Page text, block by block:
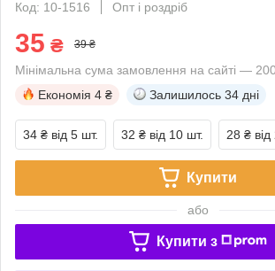
Код: 10-1516
Опт і роздріб
35 ₴ 39 ₴
Мінімальна сума замовлення на сайті —
Економія 4 ₴ Залишилось 34 дні
34 ₴ від 5 шт. 32 ₴ від 10 шт. 28 ₴
Купити
або
Купити з